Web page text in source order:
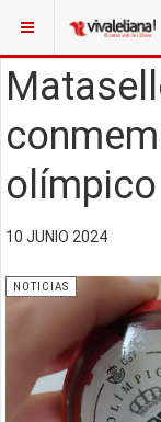
10 JUNIO 2024
NOTICIAS